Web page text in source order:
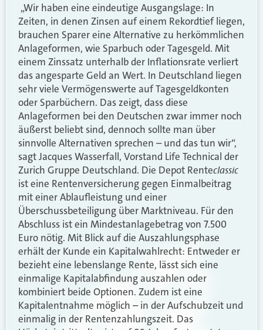
„Wir haben eine eindeutige Ausgangslage: In
Zeiten, in denen Zinsen auf einem Rekordtief liegen,
brauchen Sparer eine Alternative zu herkömmlichen
Anlageformen, wie Sparbuch oder Tagesgeld. Mit
einem Zinssatz unterhalb der Inflationsrate verliert
das angesparte Geld an Wert. In Deutschland liegen
sehr viele Vermögenswerte auf Tagesgeldkonten
oder Sparbüchern. Das zeigt, dass diese
Anlageformen bei den Deutschen zwar immer noch
äußerst beliebt sind, dennoch sollte man über
sinnvolle Alternativen sprechen – und das tun wir“,
sagt Jacques Wasserfall, Vorstand Life Technical der
Zurich Gruppe Deutschland. Die Depot Renteclassic
ist eine Rentenversicherung gegen Einmalbeitrag
mit einer Ablaufleistung und einer
Überschussbeteiligung über Marktniveau. Für den
Abschluss ist ein Mindestanlagebetrag von 7.500
Euro nötig. Mit Blick auf die Auszahlungsphase
erhält der Kunde ein Kapitalwahlrecht: Entweder er
bezieht eine lebenslange Rente, lässt sich eine
einmalige Kapitalabfindung auszahlen oder
kombiniert beide Optionen. Zudem ist eine
Kapitalentnahme möglich – in der Aufschubzeit und
einmalig in der Rentenzahlungszeit. Das